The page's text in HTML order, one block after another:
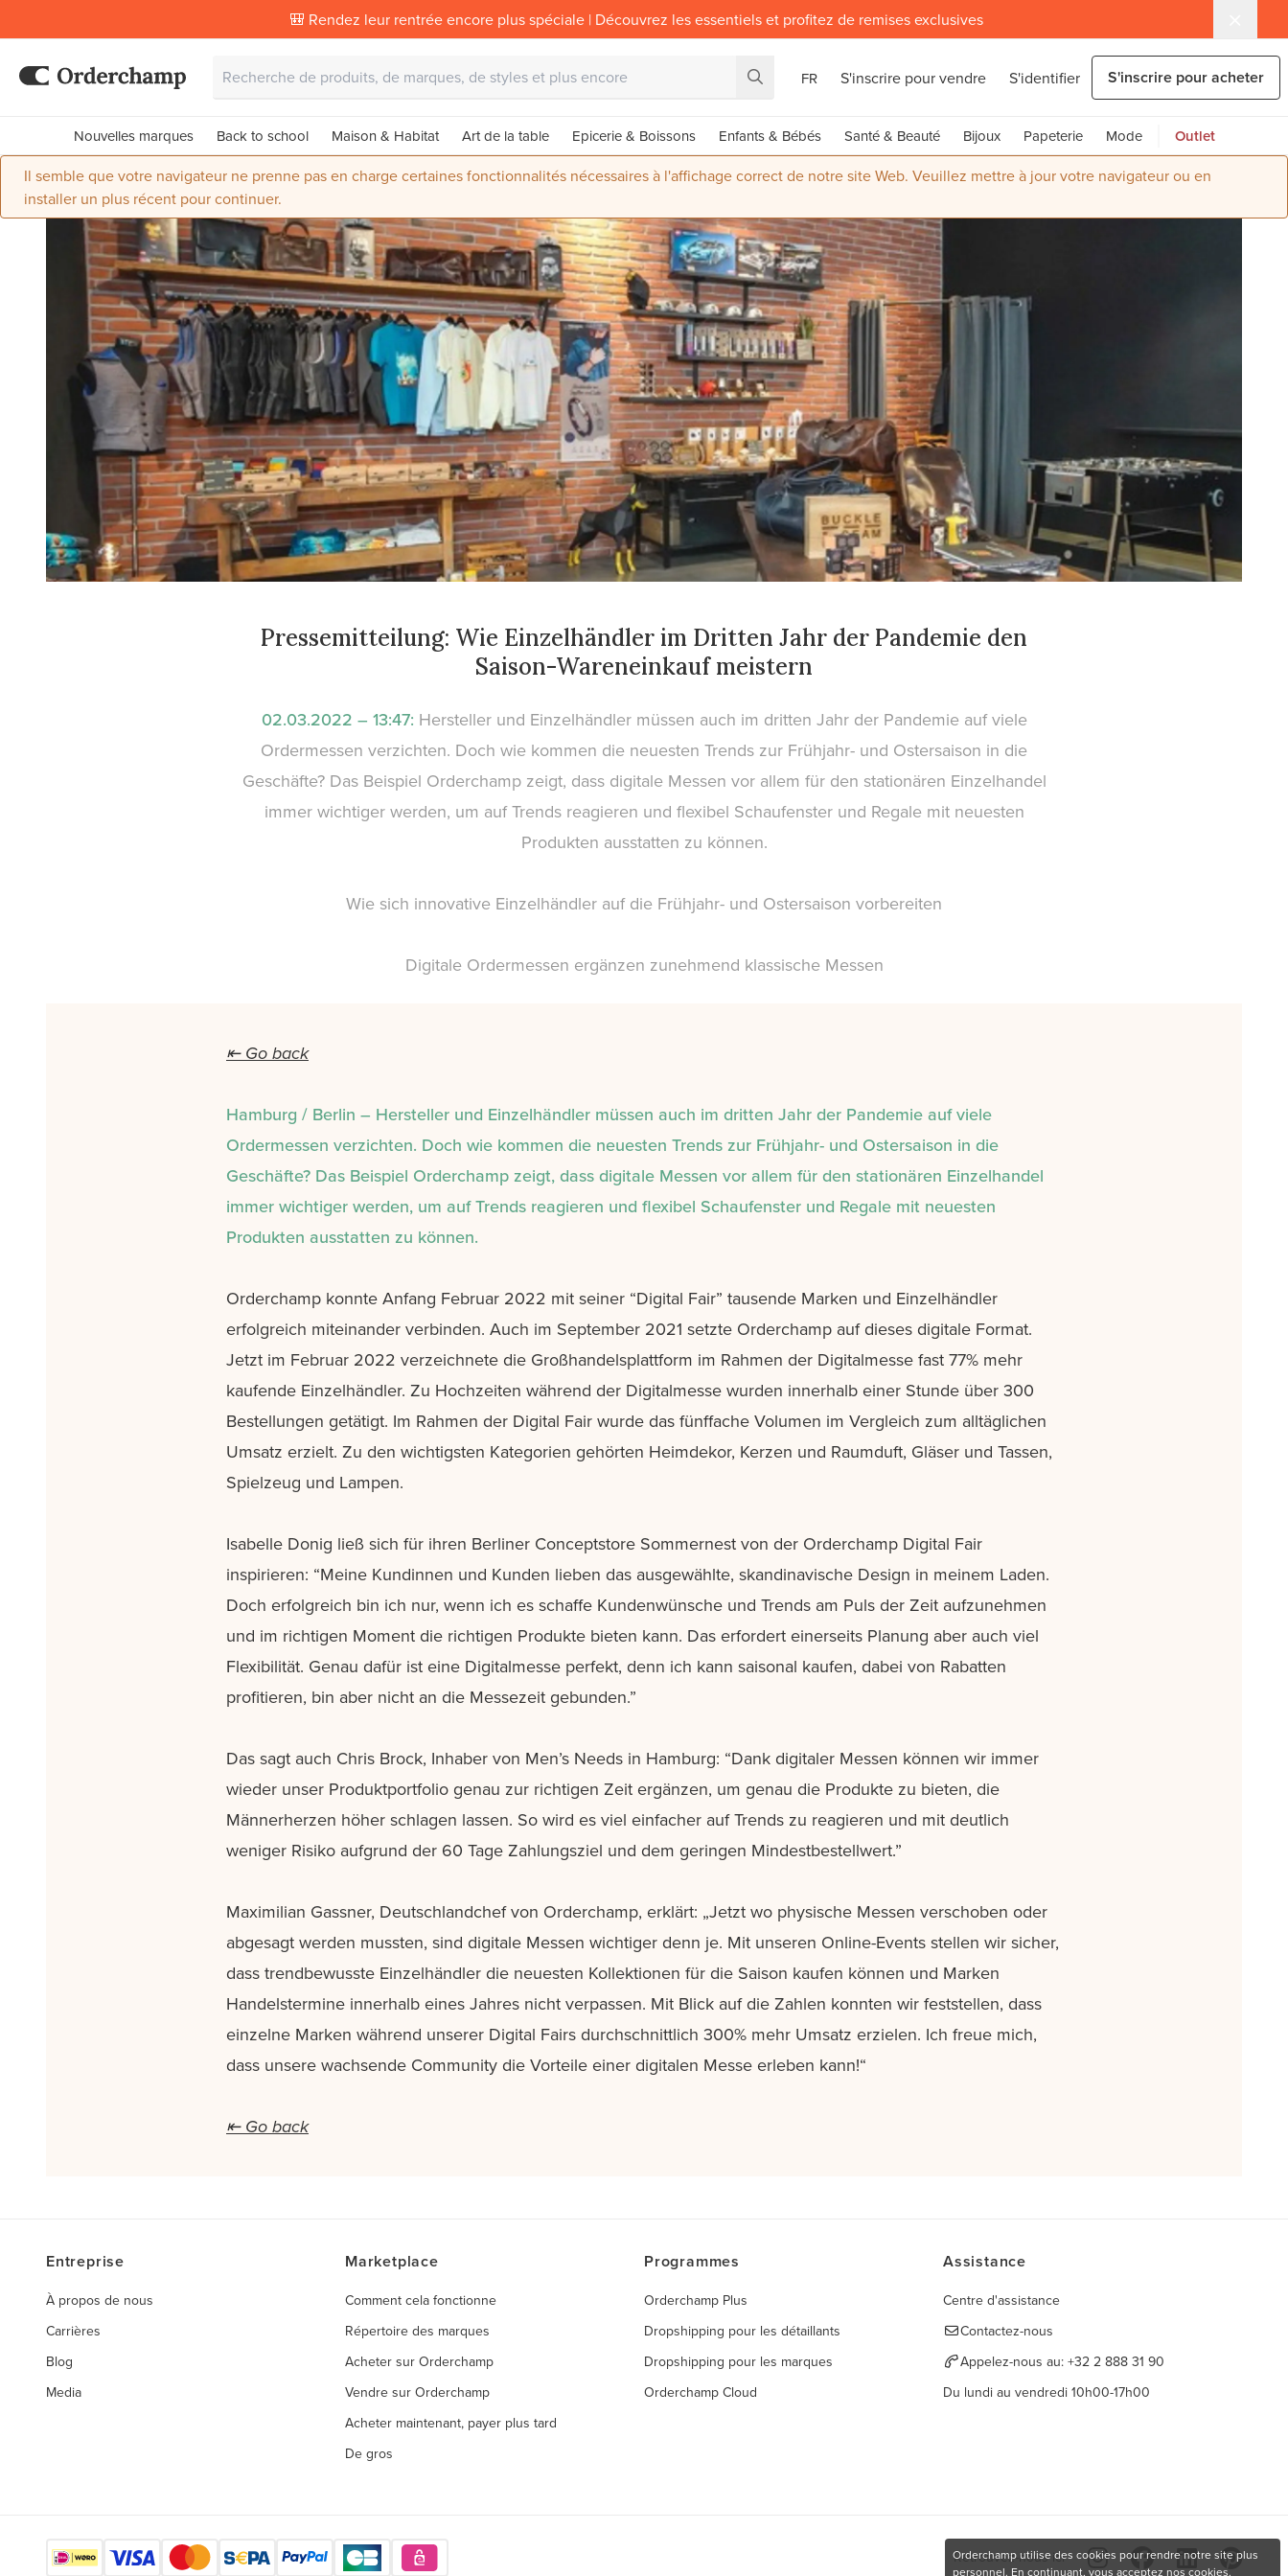
🎒 Rendez leur rentrée encore plus spéciale | Découvrez les essentiels et profitez de remises exclusives
FR S'inscrire pour vendre S'identifier S'inscrire pour acheter
Nouvelles marques Back to school Maison & Habitat Art de la table Epicerie & Boissons Enfants & Bébés Santé & Beauté Bijoux Papeterie Mode Outlet
Il semble que votre navigateur ne prenne pas en charge certaines fonctionnalités nécessaires à l'affichage correct de notre site Web. Veuillez mettre à jour votre navigateur ou en
installer un plus récent pour continuer.
Pressemitteilung: Wie Einzelhändler im Dritten Jahr der Pandemie den
Saison-Wareneinkauf meistern
02.03.2022 – 13:47: Hersteller und Einzelhändler müssen auch im dritten Jahr der Pandemie auf viele
Ordermessen verzichten. Doch wie kommen die neuesten Trends zur Frühjahr- und Ostersaison in die
Geschäfte? Das Beispiel Orderchamp zeigt, dass digitale Messen vor allem für den stationären Einzelhandel
immer wichtiger werden, um auf Trends reagieren und flexibel Schaufenster und Regale mit neuesten
Produkten ausstatten zu können.
Wie sich innovative Einzelhändler auf die Frühjahr- und Ostersaison vorbereiten
Digitale Ordermessen ergänzen zunehmend klassische Messen
⇤ Go back
Hamburg / Berlin – Hersteller und Einzelhändler müssen auch im dritten Jahr der Pandemie auf viele
Ordermessen verzichten. Doch wie kommen die neuesten Trends zur Frühjahr- und Ostersaison in die
Geschäfte? Das Beispiel Orderchamp zeigt, dass digitale Messen vor allem für den stationären Einzelhandel
immer wichtiger werden, um auf Trends reagieren und flexibel Schaufenster und Regale mit neuesten
Produkten ausstatten zu können.
Orderchamp konnte Anfang Februar 2022 mit seiner “Digital Fair” tausende Marken und Einzelhändler
erfolgreich miteinander verbinden. Auch im September 2021 setzte Orderchamp auf dieses digitale Format.
Jetzt im Februar 2022 verzeichnete die Großhandelsplattform im Rahmen der Digitalmesse fast 77% mehr
kaufende Einzelhändler. Zu Hochzeiten während der Digitalmesse wurden innerhalb einer Stunde über 300
Bestellungen getätigt. Im Rahmen der Digital Fair wurde das fünffache Volumen im Vergleich zum alltäglichen
Umsatz erzielt. Zu den wichtigsten Kategorien gehörten Heimdekor, Kerzen und Raumduft, Gläser und Tassen,
Spielzeug und Lampen.
Isabelle Donig ließ sich für ihren Berliner Conceptstore Sommernest von der Orderchamp Digital Fair
inspirieren: “Meine Kundinnen und Kunden lieben das ausgewählte, skandinavische Design in meinem Laden.
Doch erfolgreich bin ich nur, wenn ich es schaffe Kundenwünsche und Trends am Puls der Zeit aufzunehmen
und im richtigen Moment die richtigen Produkte bieten kann. Das erfordert einerseits Planung aber auch viel
Flexibilität. Genau dafür ist eine Digitalmesse perfekt, denn ich kann saisonal kaufen, dabei von Rabatten
profitieren, bin aber nicht an die Messezeit gebunden.”
Das sagt auch Chris Brock, Inhaber von Men’s Needs in Hamburg: “Dank digitaler Messen können wir immer
wieder unser Produktportfolio genau zur richtigen Zeit ergänzen, um genau die Produkte zu bieten, die
Männerherzen höher schlagen lassen. So wird es viel einfacher auf Trends zu reagieren und mit deutlich
weniger Risiko aufgrund der 60 Tage Zahlungsziel und dem geringen Mindestbestellwert.”
Maximilian Gassner, Deutschlandchef von Orderchamp, erklärt: „Jetzt wo physische Messen verschoben oder
abgesagt werden mussten, sind digitale Messen wichtiger denn je. Mit unseren Online-Events stellen wir sicher,
dass trendbewusste Einzelhändler die neuesten Kollektionen für die Saison kaufen können und Marken
Handelstermine innerhalb eines Jahres nicht verpassen. Mit Blick auf die Zahlen konnten wir feststellen, dass
einzelne Marken während unserer Digital Fairs durchschnittlich 300% mehr Umsatz erzielen. Ich freue mich,
dass unsere wachsende Community die Vorteile einer digitalen Messe erleben kann!“
⇤ Go back
Entreprise
À propos de nous
Carrières
Blog
Media
Marketplace
Comment cela fonctionne
Répertoire des marques
Acheter sur Orderchamp
Vendre sur Orderchamp
Acheter maintenant, payer plus tard
De gros
Programmes
Orderchamp Plus
Dropshipping pour les détaillants
Dropshipping pour les marques
Orderchamp Cloud
Assistance
Centre d'assistance
Contactez-nous
Appelez-nous au: +32 2 888 31 90
Du lundi au vendredi 10h00-17h00
Retrouvez-nous ici
Orderchamp utilise des cookies pour rendre notre site plus
personnel. En continuant, vous acceptez nos cookies.